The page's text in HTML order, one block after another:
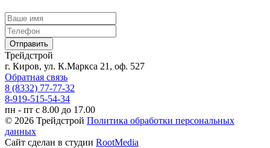
Трейдстрой
г. Киров, ул. К.Маркса 21, оф. 527
Обратная связь
8 (8332) 77-77-32
8-919-515-54-34
пн - пт с 8.00 до 17.00
© 2026 Трейдстрой Политика обработки персональных
данных
Сайт сделан в студии RootMedia